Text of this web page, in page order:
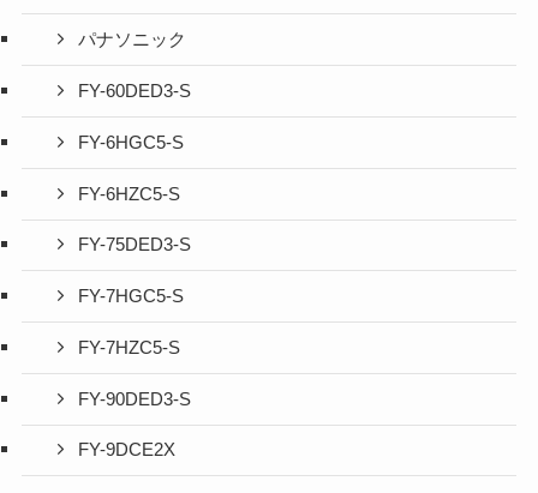
パナソニック
FY-60DED3-S
FY-6HGC5-S
FY-6HZC5-S
FY-75DED3-S
FY-7HGC5-S
FY-7HZC5-S
FY-90DED3-S
FY-9DCE2X